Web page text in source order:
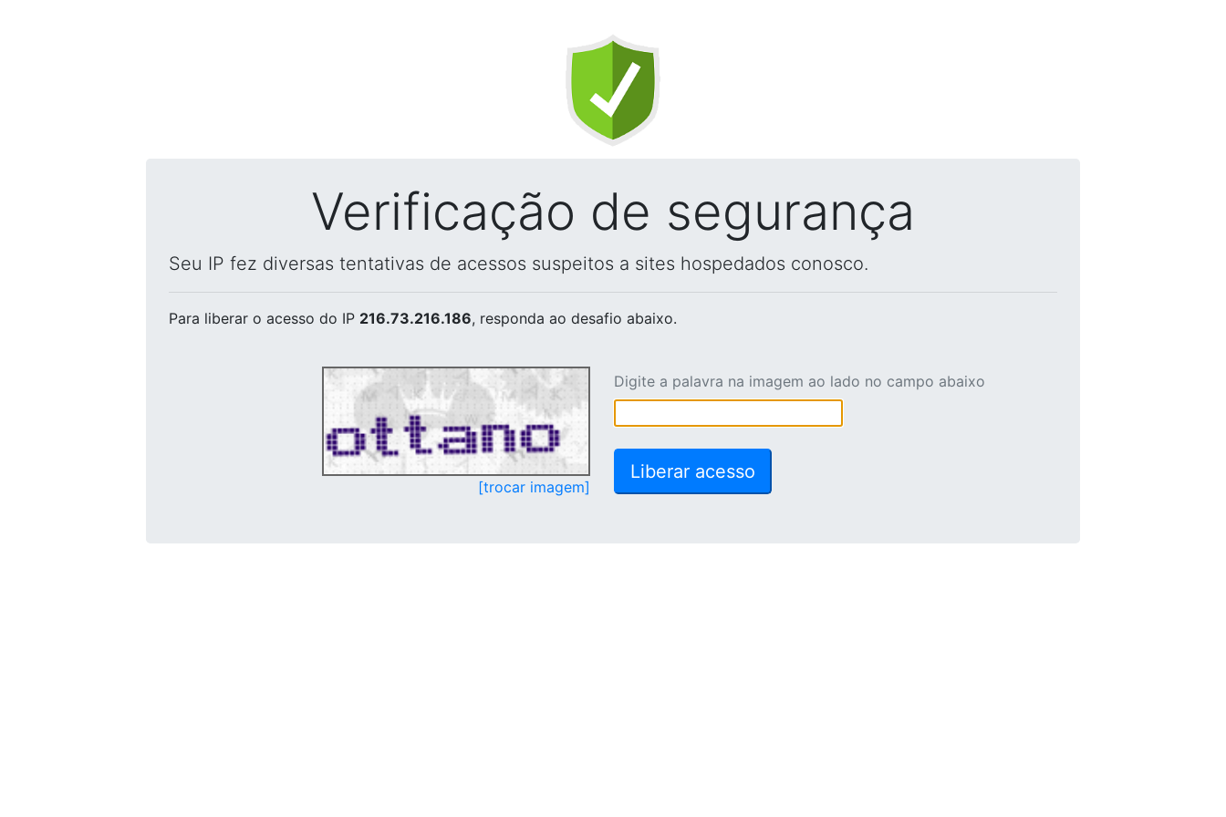
Verificação de segurança
Seu IP fez diversas tentativas de acessos suspeitos a sites hospedados conosco.
Para liberar o acesso do IP 216.73.216.186, responda ao desafio abaixo.
[trocar imagem]
Digite a palavra na imagem ao lado no campo abaixo